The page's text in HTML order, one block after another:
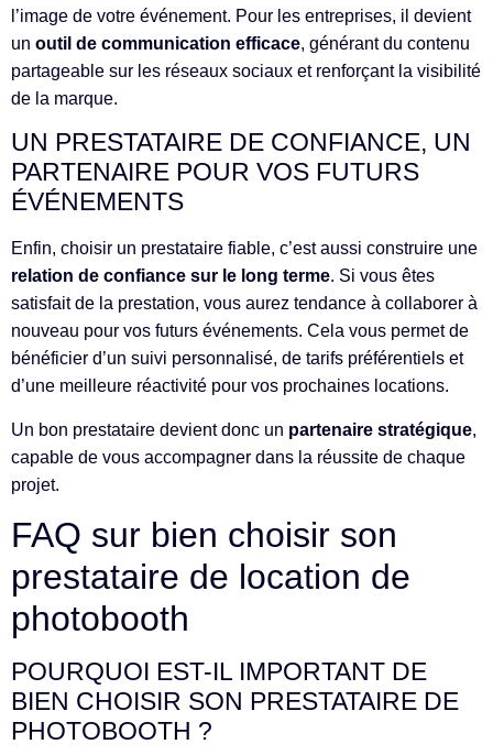
l’image de votre événement. Pour les entreprises, il devient
un outil de communication efficace, générant du contenu
partageable sur les réseaux sociaux et renforçant la visibilité
de la marque.
UN PRESTATAIRE DE CONFIANCE, UN
PARTENAIRE POUR VOS FUTURS
ÉVÉNEMENTS
Enfin, choisir un prestataire fiable, c’est aussi construire une
relation de confiance sur le long terme. Si vous êtes
satisfait de la prestation, vous aurez tendance à collaborer à
nouveau pour vos futurs événements. Cela vous permet de
bénéficier d’un suivi personnalisé, de tarifs préférentiels et
d’une meilleure réactivité pour vos prochaines locations.
Un bon prestataire devient donc un partenaire stratégique,
capable de vous accompagner dans la réussite de chaque
projet.
FAQ sur bien choisir son
prestataire de location de
photobooth
POURQUOI EST-IL IMPORTANT DE
BIEN CHOISIR SON PRESTATAIRE DE
PHOTOBOOTH ?